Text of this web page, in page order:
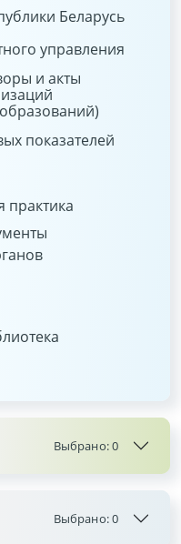
Беларусь
управления
и акты
показателей
практика
Выбрано:0
Выбрано:0